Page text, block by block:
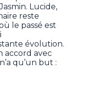
Lucide,
reste
le passé est
évolution.
accord avec
qu’un but :